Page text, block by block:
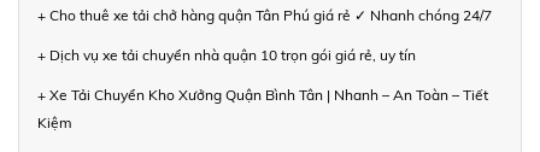
+ Cho thuê xe tải chở hàng quận Tân Phú giá rẻ ✓ Nhanh chóng 24/7
+ Dịch vụ xe tải chuyển nhà quận 10 trọn gói giá rẻ, uy tín
+ Xe Tải Chuyển Kho Xưởng Quận Bình Tân | Nhanh – An Toàn – Tiết
Kiệm